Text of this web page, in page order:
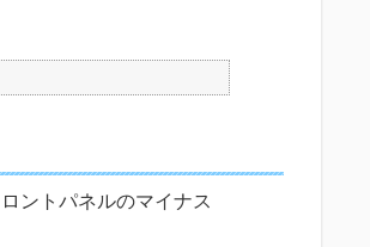
ントパネルのマイナス